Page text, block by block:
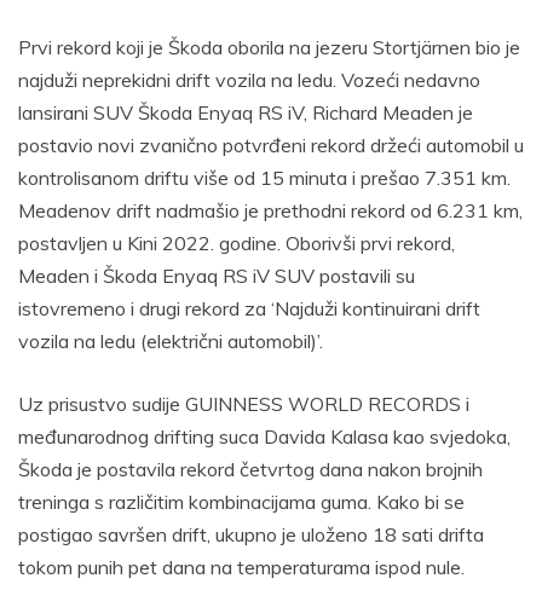
Prvi rekord koji je Škoda oborila na jezeru Stortjärnen bio je
najduži neprekidni drift vozila na ledu. Vozeći nedavno
lansirani SUV Škoda Enyaq RS iV, Richard Meaden je
postavio novi zvanično potvrđeni rekord držeći automobil u
kontrolisanom driftu više od 15 minuta i prešao 7.351 km.
Meadenov drift nadmašio je prethodni rekord od 6.231 km,
postavljen u Kini 2022. godine. Oborivši prvi rekord,
Meaden i Škoda Enyaq RS iV SUV postavili su
istovremeno i drugi rekord za ‘Najduži kontinuirani drift
vozila na ledu (električni automobil)’.
Uz prisustvo sudije GUINNESS WORLD RECORDS i
međunarodnog drifting suca Davida Kalasa kao svjedoka,
Škoda je postavila rekord četvrtog dana nakon brojnih
treninga s različitim kombinacijama guma. Kako bi se
postigao savršen drift, ukupno je uloženo 18 sati drifta
tokom punih pet dana na temperaturama ispod nule.